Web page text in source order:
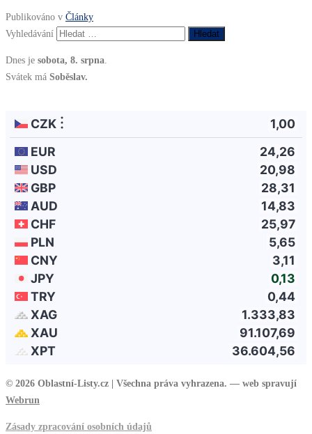
Publikováno v Články
Vyhledávání
Dnes je sobota, 8. srpna.
Svátek má Soběslav.
© 2026 Oblastní-Listy.cz | Všechna práva vyhrazena. — web spravují
Webrun
Zásady zpracování osobních údajů